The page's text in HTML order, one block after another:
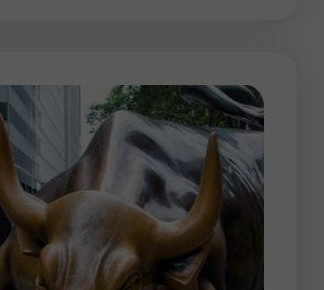
ट्रेडर्स कोई भी मुद्रा जोड़ी चुन
अधिक बार, वे EUR/USD,
JPY, USD/CHF के साथ-
और GBP/JPY जैसे क्रॉस को
करते हैं।